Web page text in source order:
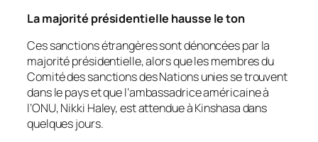
La majorité présidentielle hausse le ton
Ces sanctions étrangères sont dénoncées par la
majorité présidentielle, alors que les membres du
Comité des sanctions des Nations unies se trouvent
dans le pays et que l’ambassadrice américaine à
l’ONU, Nikki Haley, est attendue à Kinshasa dans
quelques jours.